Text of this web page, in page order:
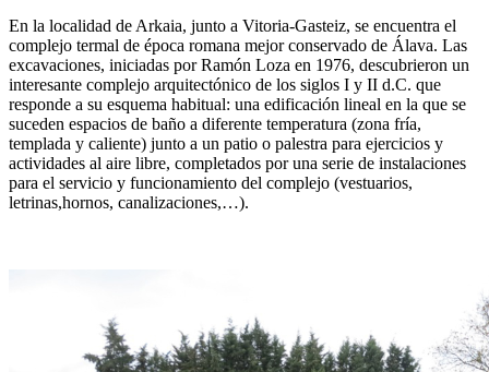
En la localidad de Arkaia, junto a Vitoria-Gasteiz, se encuentra el
complejo termal de época romana mejor conservado de Álava. Las
excavaciones, iniciadas por Ramón Loza en 1976, descubrieron un
interesante complejo arquitectónico de los siglos I y II d.C. que
responde a su esquema habitual: una edificación lineal en la que se
suceden espacios de baño a diferente temperatura (zona fría,
templada y caliente) junto a un patio o palestra para ejercicios y
actividades al aire libre, completados por una serie de instalaciones
para el servicio y funcionamiento del complejo (vestuarios,
letrinas,hornos, canalizaciones,…).